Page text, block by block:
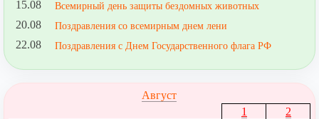
15.08 Всемирный день защиты бездомных животных
20.08 Поздравления со всемирным днем лени
22.08 Поздравления с Днем Государственного флага РФ
Август
1
2